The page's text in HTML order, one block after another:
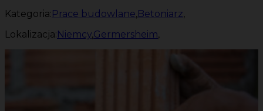
Kategoria: Prace budowlane,Betoniarz,
Lokalizacja: Niemcy,Germersheim,